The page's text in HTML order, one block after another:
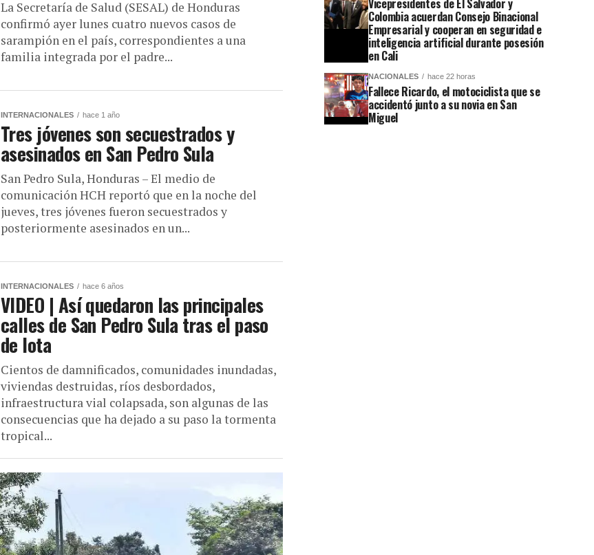
La Secretaría de Salud (SESAL) de Honduras
confirmó ayer lunes cuatro nuevos casos de
sarampión en el país, correspondientes a una
familia integrada por el padre...
INTERNACIONALES hace 1 año
Tres jóvenes son secuestrados y
asesinados en San Pedro Sula
San Pedro Sula, Honduras – El medio de
comunicación HCH reportó que en la noche del
jueves, tres jóvenes fueron secuestrados y
posteriormente asesinados en un...
INTERNACIONALES hace 6 años
VIDEO | Así quedaron las principales
calles de San Pedro Sula tras el paso
de Iota
Cientos de damnificados, comunidades inundadas,
viviendas destruidas, ríos desbordados,
infraestructura vial colapsada, son algunas de las
consecuencias que ha dejado a su paso la tormenta
tropical...
Vicepresidentes de El Salvador y
Colombia acuerdan Consejo Binacional
Empresarial y cooperan en seguridad e
inteligencia artificial durante posesión
en Cali
NACIONALES hace 22 horas
Fallece Ricardo, el motociclista que se
accidentó junto a su novia en San
Miguel